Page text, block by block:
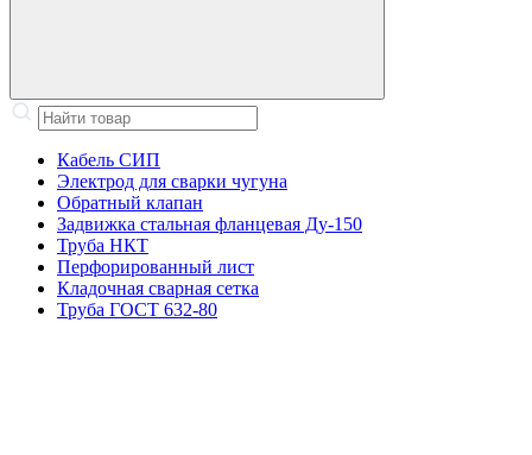
Кабель СИП
Электрод для сварки чугуна
Обратный клапан
Задвижка стальная фланцевая Ду-150
Труба НКТ
Перфорированный лист
Кладочная сварная сетка
Труба ГОСТ 632-80